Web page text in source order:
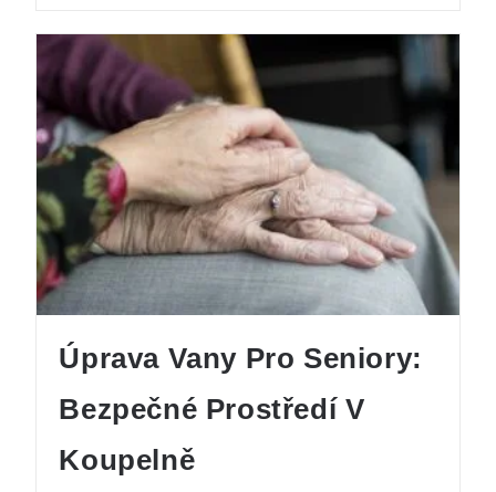
Úprava Vany Pro Seniory:
Bezpečné Prostředí V
Koupelně